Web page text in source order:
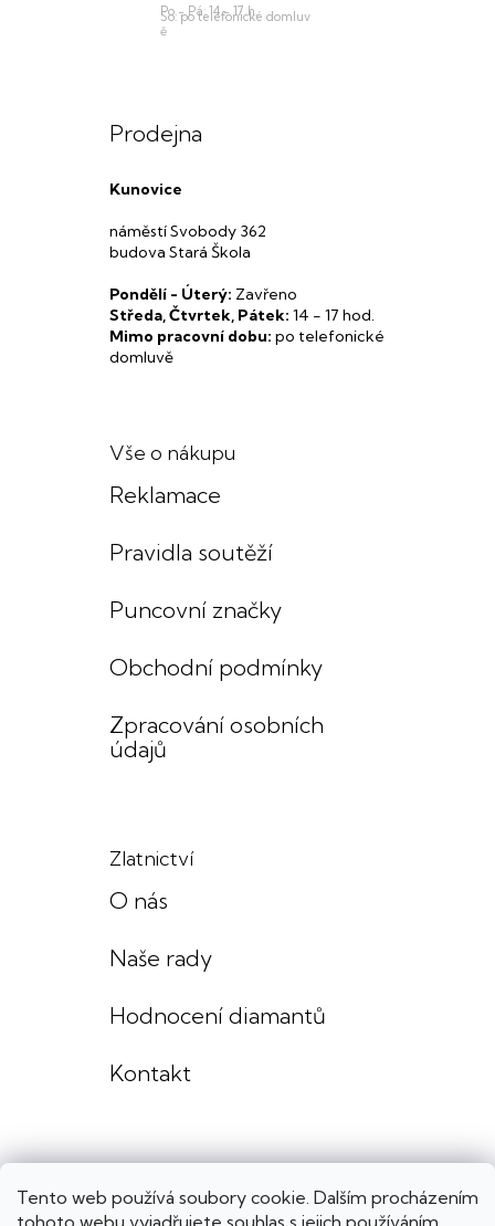
Tento web používá soubory cookie. Dalším procházením
tohoto webu vyjadřujete souhlas s jejich používáním..
Prodejna
Kunovice
náměstí Svobody 362
budova Stará Škola
Pondělí - Úterý: Zavřeno
Středa, Čtvrtek, Pátek: 14 - 17 hod.
Mimo pracovní dobu: po telefonické
domluvě
Vše o nákupu
Reklamace
Pravidla soutěží
Puncovní značky
Obchodní podmínky
Zpracování osobních
údajů
Zlatnictví
O nás
Naše rady
Hodnocení diamantů
Kontakt